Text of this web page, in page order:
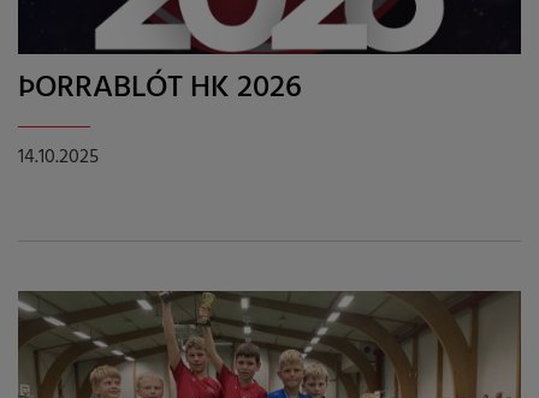
ÞORRABLÓT HK 2026
14.10.2025